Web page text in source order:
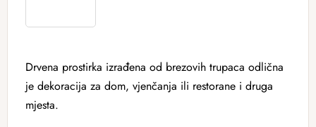
Drvena prostirka izrađena od brezovih trupaca odlična
je dekoracija za dom, vjenčanja ili restorane i druga
mjesta.